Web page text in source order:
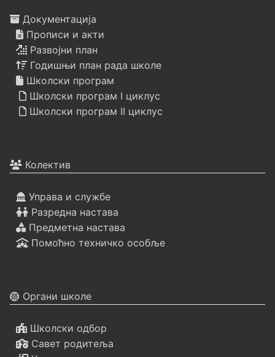
Документација
Прописи и акти
Развојни план
Годишњи план рада школе
Школски програм
Школски програм I циклус
Школски програм II циклус
Колектив
Управа и службе
Разредна настава
Предметна настава
Помоћно техничко особље
Органи школе
Школски одбор
Савет родитеља